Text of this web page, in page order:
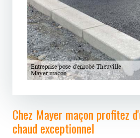
Chez Mayer maçon profitez
chaud exceptionnel